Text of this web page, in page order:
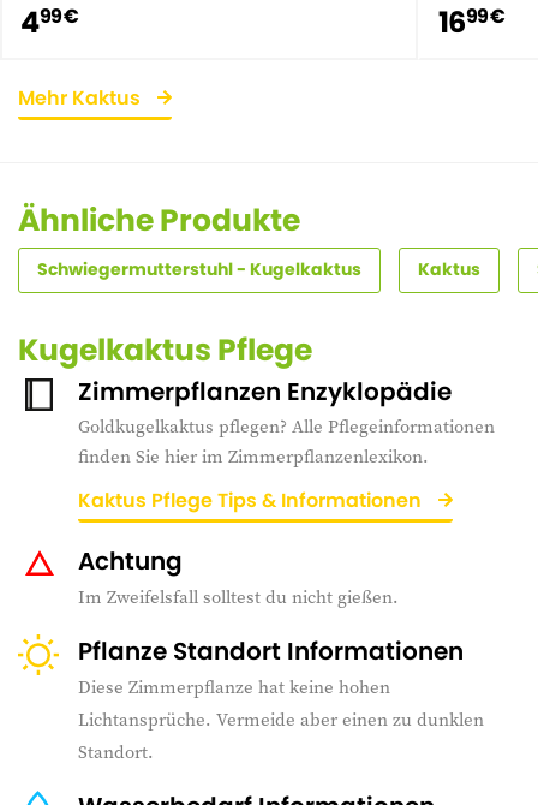
499 € 1699 €
Mehr Kaktus
Ähnliche Produkte
Schwiegermutterstuhl - Kugelkaktus Kaktus
Kugelkaktus Pflege
Zimmerpflanzen Enzyklopädie
Goldkugelkaktus pflegen? Alle Pflegeinformationen
finden Sie hier im Zimmerpflanzenlexikon.
Kaktus Pflege Tips & Informationen
Achtung
Im Zweifelsfall solltest du nicht gießen.
Pflanze Standort Informationen
Diese Zimmerpflanze hat keine hohen
Lichtansprüche. Vermeide aber einen zu dunklen
Standort.